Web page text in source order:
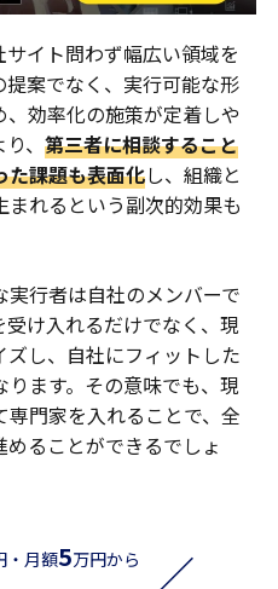
イト問わず幅広い領域を
案でなく、実行可能な形
効率化の施策が定着しや
り、第三者に相談すること
た課題も表面化し、組織と
れるという副次的効果も
行者は自社のメンバーで
け入れるだけでなく、現
し、自社にフィットした
ます。その意味でも、現
門家を入れることで、全
ることができるでしょ
・月額5万円から